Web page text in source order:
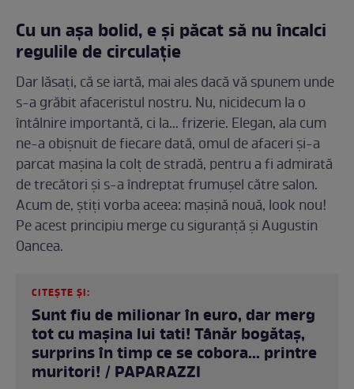
Cu un așa bolid, e și păcat să nu încalci
regulile de circulație
Dar lăsați, că se iartă, mai ales dacă vă spunem unde
s-a grăbit afaceristul nostru. Nu, nicidecum la o
întâlnire importantă, ci la... frizerie. Elegan, ala cum
ne-a obișnuit de fiecare dată, omul de afaceri și-a
parcat mașina la colț de stradă, pentru a fi admirată
de trecători și s-a îndreptat frumușel către salon.
Acum de, știți vorba aceea: mașină nouă, look nou!
Pe acest principiu merge cu siguranță și Augustin
Oancea.
CITEȘTE ȘI:
Sunt fiu de milionar în euro, dar merg
tot cu mașina lui tati! Tânăr bogătaș,
surprins în timp ce se cobora... printre
muritori! / PAPARAZZI